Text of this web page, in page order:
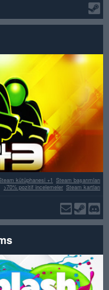
Steam başarımları
kütüphanesi +1
Steam kartları
>70% pozitif incelemeler